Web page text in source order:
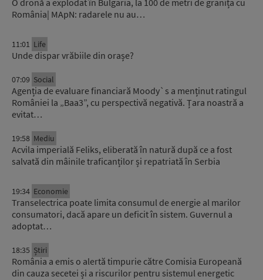
O dronă a explodat în Bulgaria, la 100 de metri de granița cu
România| MApN: radarele nu au…
11:01 Life
Unde dispar vrăbiile din orașe?
07:09 Social
Agenția de evaluare financiară Moody`s a menținut ratingul
României la „Baa3”, cu perspectivă negativă. Țara noastră a
evitat…
19:58 Mediu
Acvila imperială Feliks, eliberată în natură după ce a fost
salvată din mâinile traficanților și repatriată în Serbia
19:34 Economie
Transelectrica poate limita consumul de energie al marilor
consumatori, dacă apare un deficit în sistem. Guvernul a
adoptat…
18:35 Știri
România a emis o alertă timpurie către Comisia Europeană
din cauza secetei și a riscurilor pentru sistemul energetic